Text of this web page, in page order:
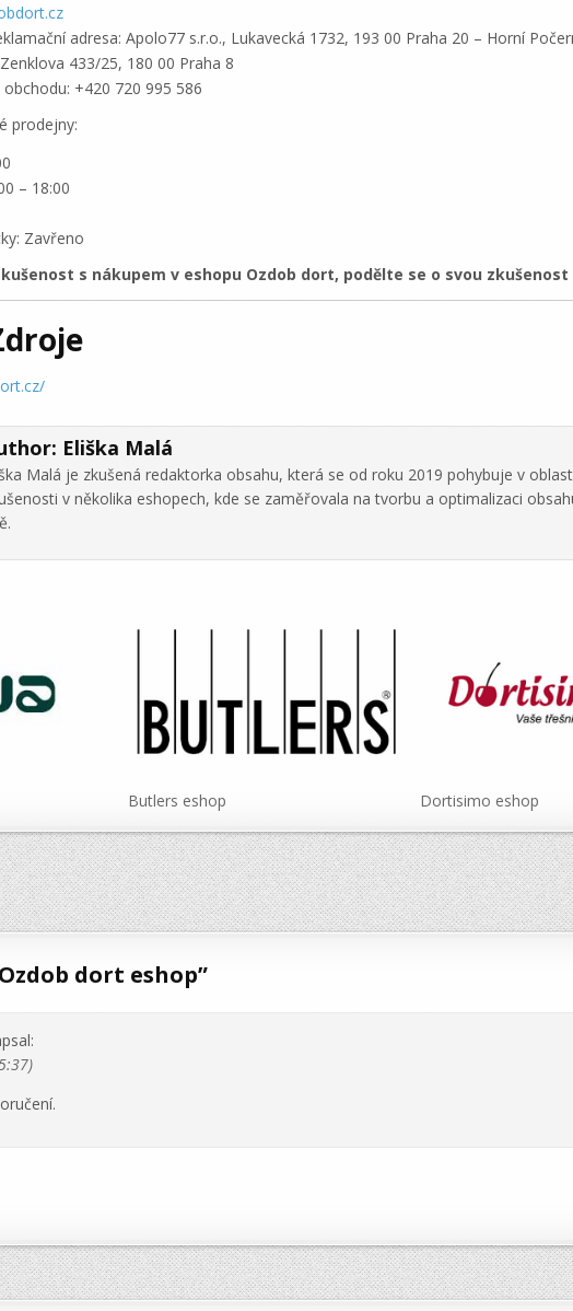
adresa: Apolo77 s.r.o., Lukavecká 1732, 193 00 Praha 20 – Horní
433/25, 180 00 Praha 8
+420 720 995 586
prodejny:
– 18:00
Zavřeno
s nákupem v eshopu Ozdob dort, podělte se o svou
Eliška Malá
Malá je zkušená redaktorka obsahu, která se od roku 2019 pohybuje v
v několika eshopech, kde se zaměřovala na tvorbu a optimalizaci
Butlers eshop Dortisimo eshop
Ozdob dort eshop”